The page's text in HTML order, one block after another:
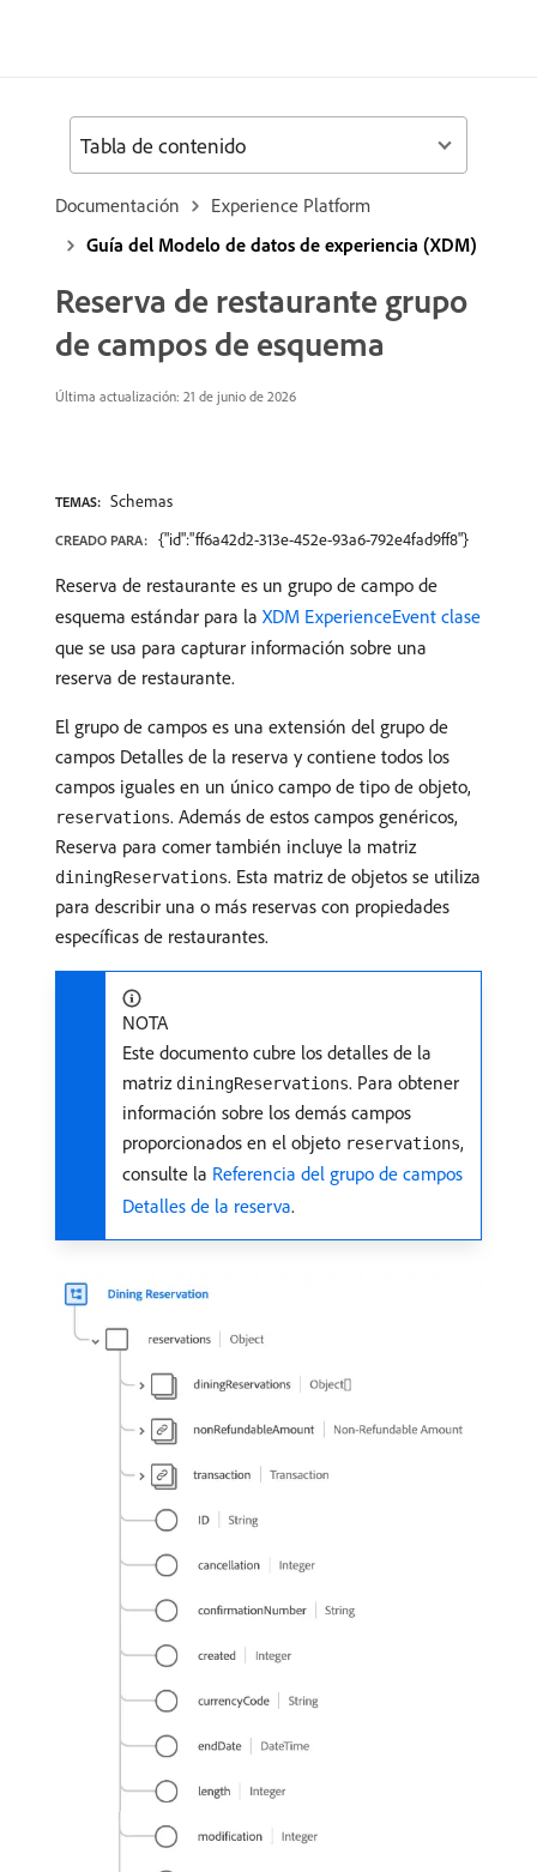
Documentación
Experience Platform
Guía del Modelo de datos de experiencia (XDM)
Reserva de restaurante grupo
de campos de esquema
Última actualización: 21 de junio de 2026
TEMAS: Schemas
CREADO PARA: {"id":"ff6a42d2-313e-452e-93a6-792e4fad9ff8"}
Reserva de restaurante es un grupo de campo de
esquema estándar para la XDM ExperienceEvent clase
que se usa para capturar información sobre una
reserva de restaurante.
El grupo de campos es una extensión del grupo de
campos Detalles de la reserva y contiene todos los
campos iguales en un único campo de tipo de objeto,
reservations. Además de estos campos genéricos,
Reserva para comer también incluye la matriz
diningReservations. Esta matriz de objetos se utiliza
para describir una o más reservas con propiedades
específicas de restaurantes.
NOTA
Este documento cubre los detalles de la
matriz diningReservations. Para obtener
información sobre los demás campos
proporcionados en el objeto reservations,
consulte la Referencia del grupo de campos
Detalles de la reserva.
Tabla de contenido